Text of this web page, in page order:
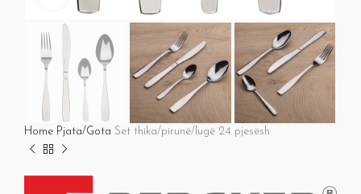
Home Pjata/Gota Set thika/pirunë/lugë 24 pjesësh